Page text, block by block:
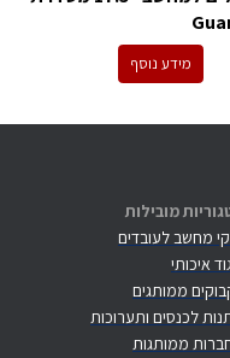
מידע נוסף
מובילות
מחשב לעובדים
איכותי
ממותגים
לכנסים ותערוכות
ממותגות